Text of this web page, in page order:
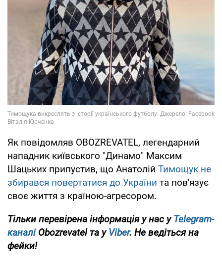
Як повідомляв OBOZREVATEL, легендарний
нападник київського "Динамо" Максим
Шацьких припустив, що Анатолій Тимощук не
збирався повертатися до України та пов'язує
своє життя з країною-агресором.
Тільки перевірена інформація у нас уTelegram-
каналіObozrevatel та уViber. Не ведіться на
фейки!